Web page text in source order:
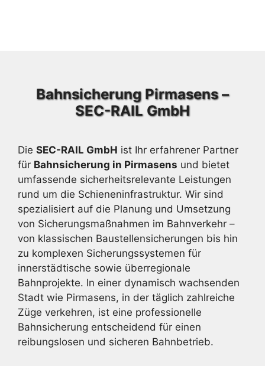
Bahnsicherung Pirmasens –
SEC-RAIL GmbH
Die SEC-RAIL GmbH ist Ihr erfahrener Partner
für Bahnsicherung in Pirmasens und bietet
umfassende sicherheitsrelevante Leistungen
rund um die Schieneninfrastruktur. Wir sind
spezialisiert auf die Planung und Umsetzung
von Sicherungsmaßnahmen im Bahnverkehr –
von klassischen Baustellensicherungen bis hin
zu komplexen Sicherungssystemen für
innerstädtische sowie überregionale
Bahnprojekte. In einer dynamisch wachsenden
Stadt wie Pirmasens, in der täglich zahlreiche
Züge verkehren, ist eine professionelle
Bahnsicherung entscheidend für einen
reibungslosen und sicheren Bahnbetrieb.